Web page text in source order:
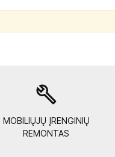
build
MOBILIŲJŲ ĮRENGINIŲ
REMONTAS